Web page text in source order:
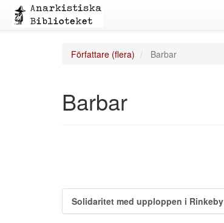
Författare (flera) Barbar
Barbar
Solidaritet med upploppen i Rinkeby